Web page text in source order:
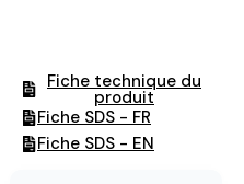
Fiche technique du
produit
Fiche SDS - FR
Fiche SDS - EN